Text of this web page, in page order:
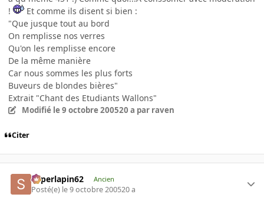
!
Et comme ils disent si bien :
"Que jusque tout au bord
On remplisse nos verres
Qu'on les remplisse encore
De la même manière
Car nous sommes les plus forts
Buveurs de blondes bières"
Extrait "Chant des Etudiants Wallons"
Modifié le 9 octobre 200520 a par raven
Citer
superlapin62 Ancien
Posté(e) le 9 octobre 200520 a